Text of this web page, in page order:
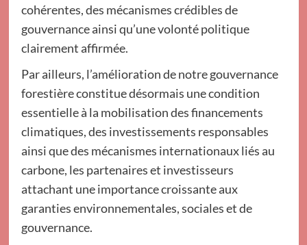
cohérentes, des mécanismes crédibles de
gouvernance ainsi qu’une volonté politique
clairement affirmée.
Par ailleurs, l’amélioration de notre gouvernance
forestière constitue désormais une condition
essentielle à la mobilisation des financements
climatiques, des investissements responsables
ainsi que des mécanismes internationaux liés au
carbone, les partenaires et investisseurs
attachant une importance croissante aux
garanties environnementales, sociales et de
gouvernance.